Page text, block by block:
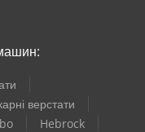
верстати
Hebrock